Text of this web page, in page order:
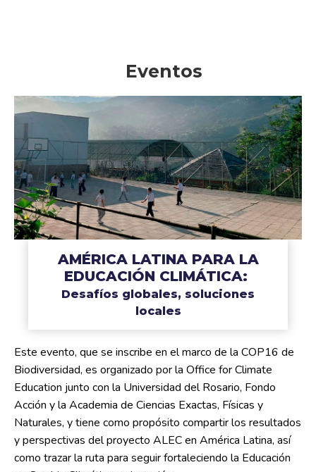
Eventos
AMÉRICA LATINA PARA LA
EDUCACIÓN CLIMÁTICA:
Desafíos globales, soluciones
locales
Este evento, que se inscribe en el marco de la COP16 de
Biodiversidad, es organizado por la Office for Climate
Education junto con la Universidad del Rosario, Fondo
Acción y la Academia de Ciencias Exactas, Físicas y
Naturales, y tiene como propósito compartir los resultados
y perspectivas del proyecto ALEC en América Latina, así
como trazar la ruta para seguir fortaleciendo la Educación